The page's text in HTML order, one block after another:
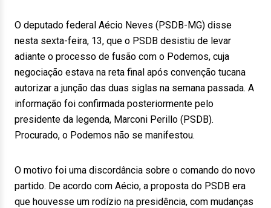
O deputado federal Aécio Neves (PSDB-MG) disse
nesta sexta-feira, 13, que o PSDB desistiu de levar
adiante o processo de fusão com o Podemos, cuja
negociação estava na reta final após convenção tucana
autorizar a junção das duas siglas na semana passada. A
informação foi confirmada posteriormente pelo
presidente da legenda, Marconi Perillo (PSDB).
Procurado, o Podemos não se manifestou.
O motivo foi uma discordância sobre o comando do novo
partido. De acordo com Aécio, a proposta do PSDB era
que houvesse um rodízio na presidência, com mudanças